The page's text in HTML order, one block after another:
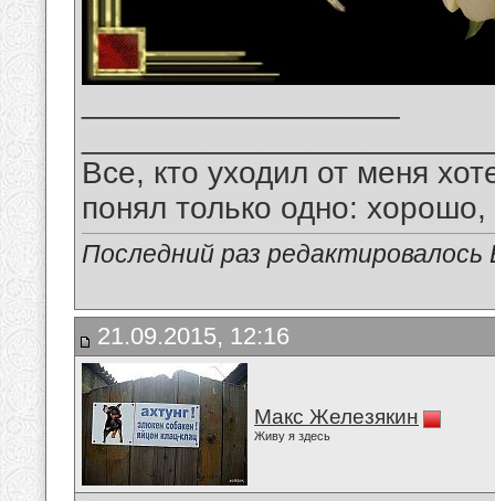
Все, кто уходил от меня
понял только одно:
Последний раз
21.09.2015, 12:16
Макс Железякин
Живу я здесь